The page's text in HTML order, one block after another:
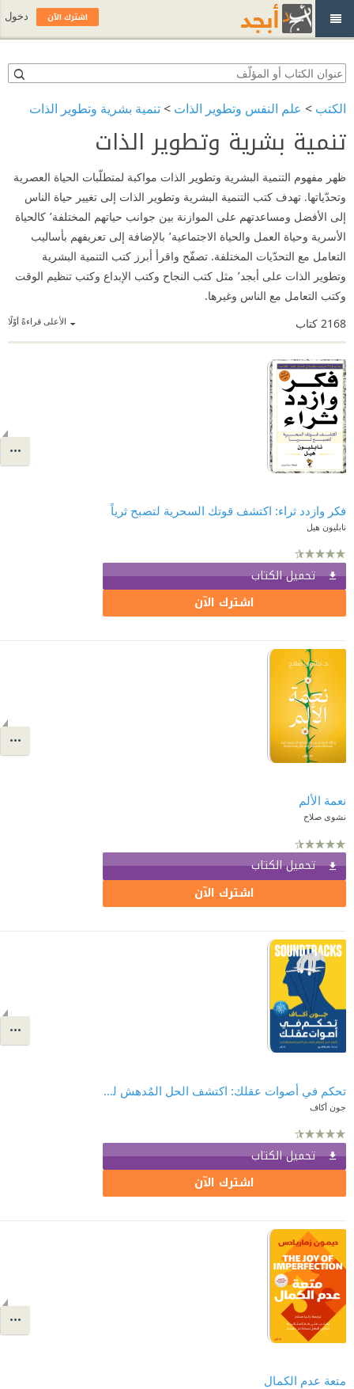
الكتب > علم النفس وتطوير الذات >تنمية بشرية وتطوير الذات
تنمية بشرية وتطوير الذات
ظهر مفهوم التنمية البشرية وتطوير الذات مواكبة لمتطلّبات الحياة العصرية
وتحدّياتها. تهدف كتب التنمية البشرية وتطوير الذات إلى تغيير حياة الناس
إلى الأفضل ومساعدتهم على الموازنة بين جوانب حياتهم المختلفة٬ كالحياة
الأسرية وحياة العمل والحياة الاجتماعية٬ بالإضافة إلى تعريفهم بأساليب
التعامل مع التحدّيات المختلفة. تصفّح واقرأ أبرز كتب التنمية البشرية
وتطوير الذات على أبجد٬ مثل كتب النجاح وكتب الإبداع وكتب تنظيم الوقت
وكتب التعامل مع الناس وغيرها.
الأعلى قراءةً أوّلًا 2168 كتاب
فكر وازدد ثراء: اكتشف قوتك السحرية لتصبح ثرياً
نابليون هيل
تحميل الكتاب
اشترك الآن
نعمة الألم
نشوى صلاح
تحميل الكتاب
اشترك الآن
تحكم في أصوات عقلك: اكتشف الحل المُدهش للتغلب على التفكير المُفرط والتشتت
جون أكاف
تحميل الكتاب
اشترك الآن
متعة عدم الكمال
اشترك الآن دخول